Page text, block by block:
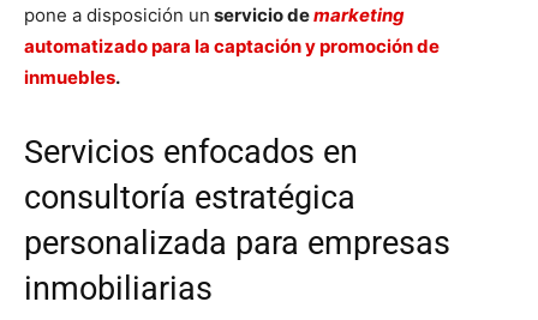
pone a disposición un servicio demarketing
automatizado para la captación y promoción de
inmuebles.
Servicios enfocados en
consultoría estratégica
personalizada para empresas
inmobiliarias